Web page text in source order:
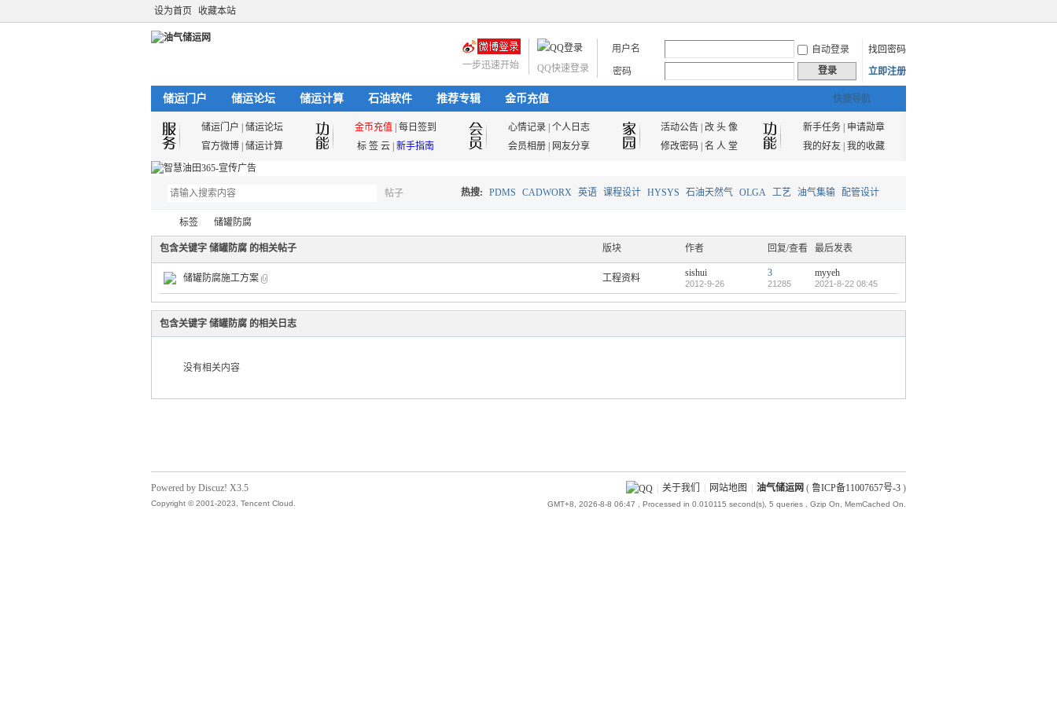
设为首页 收藏本站
用户名 自动登录
找回密码
密码
登录 立即注册
QQ快速登录
一步迅速开始
快捷导航
储运门户 储运论坛 储运计算 石油软件 推荐专辑 金币充值
储运门户 储运论坛 金币充值 每日签到 心情记录 个人日志 活动公告| 改 头 像 新手任务|
申请勋章
官方微博 储运计算 标 签 云 新手指南 会员相册 网友分享 修改密码| 名 人 堂 我的好友| 我的收藏
帖子 热搜: PDMS CADWORX 英语 课程设计 HYSYS 石油天然气 OLGA 工艺 油气集输 配管设计
标签 储罐防腐
包含关键字 储罐防腐 的相关帖子 版块 作者 回复/查看 最后发表
储罐防腐施工方案 工程资料 sishui
2012-9-26
3
21285
myyeh
2021-8-22 08:45
包含关键字 储罐防腐 的相关日志
没有相关内容
关于我们 网站地图 油气储运网 ( 鲁ICP备11007657号-3 )
GMT+8, 2026-8-8 06:47 , Processed in 0.010115 second(s), 5 queries , Gzip On, MemCached On.
Powered by Discuz! X3.5
Copyright © 2001-2023, Tencent Cloud.